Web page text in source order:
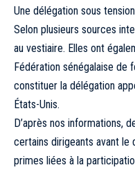
Une délégation sous tension
Selon plusieurs sources
au vestiaire. Elles ont
Fédération sénégalaise de
constituer la délégation
États-Unis.
D’après nos informations,
certains dirigeants avant le
primes liées à la